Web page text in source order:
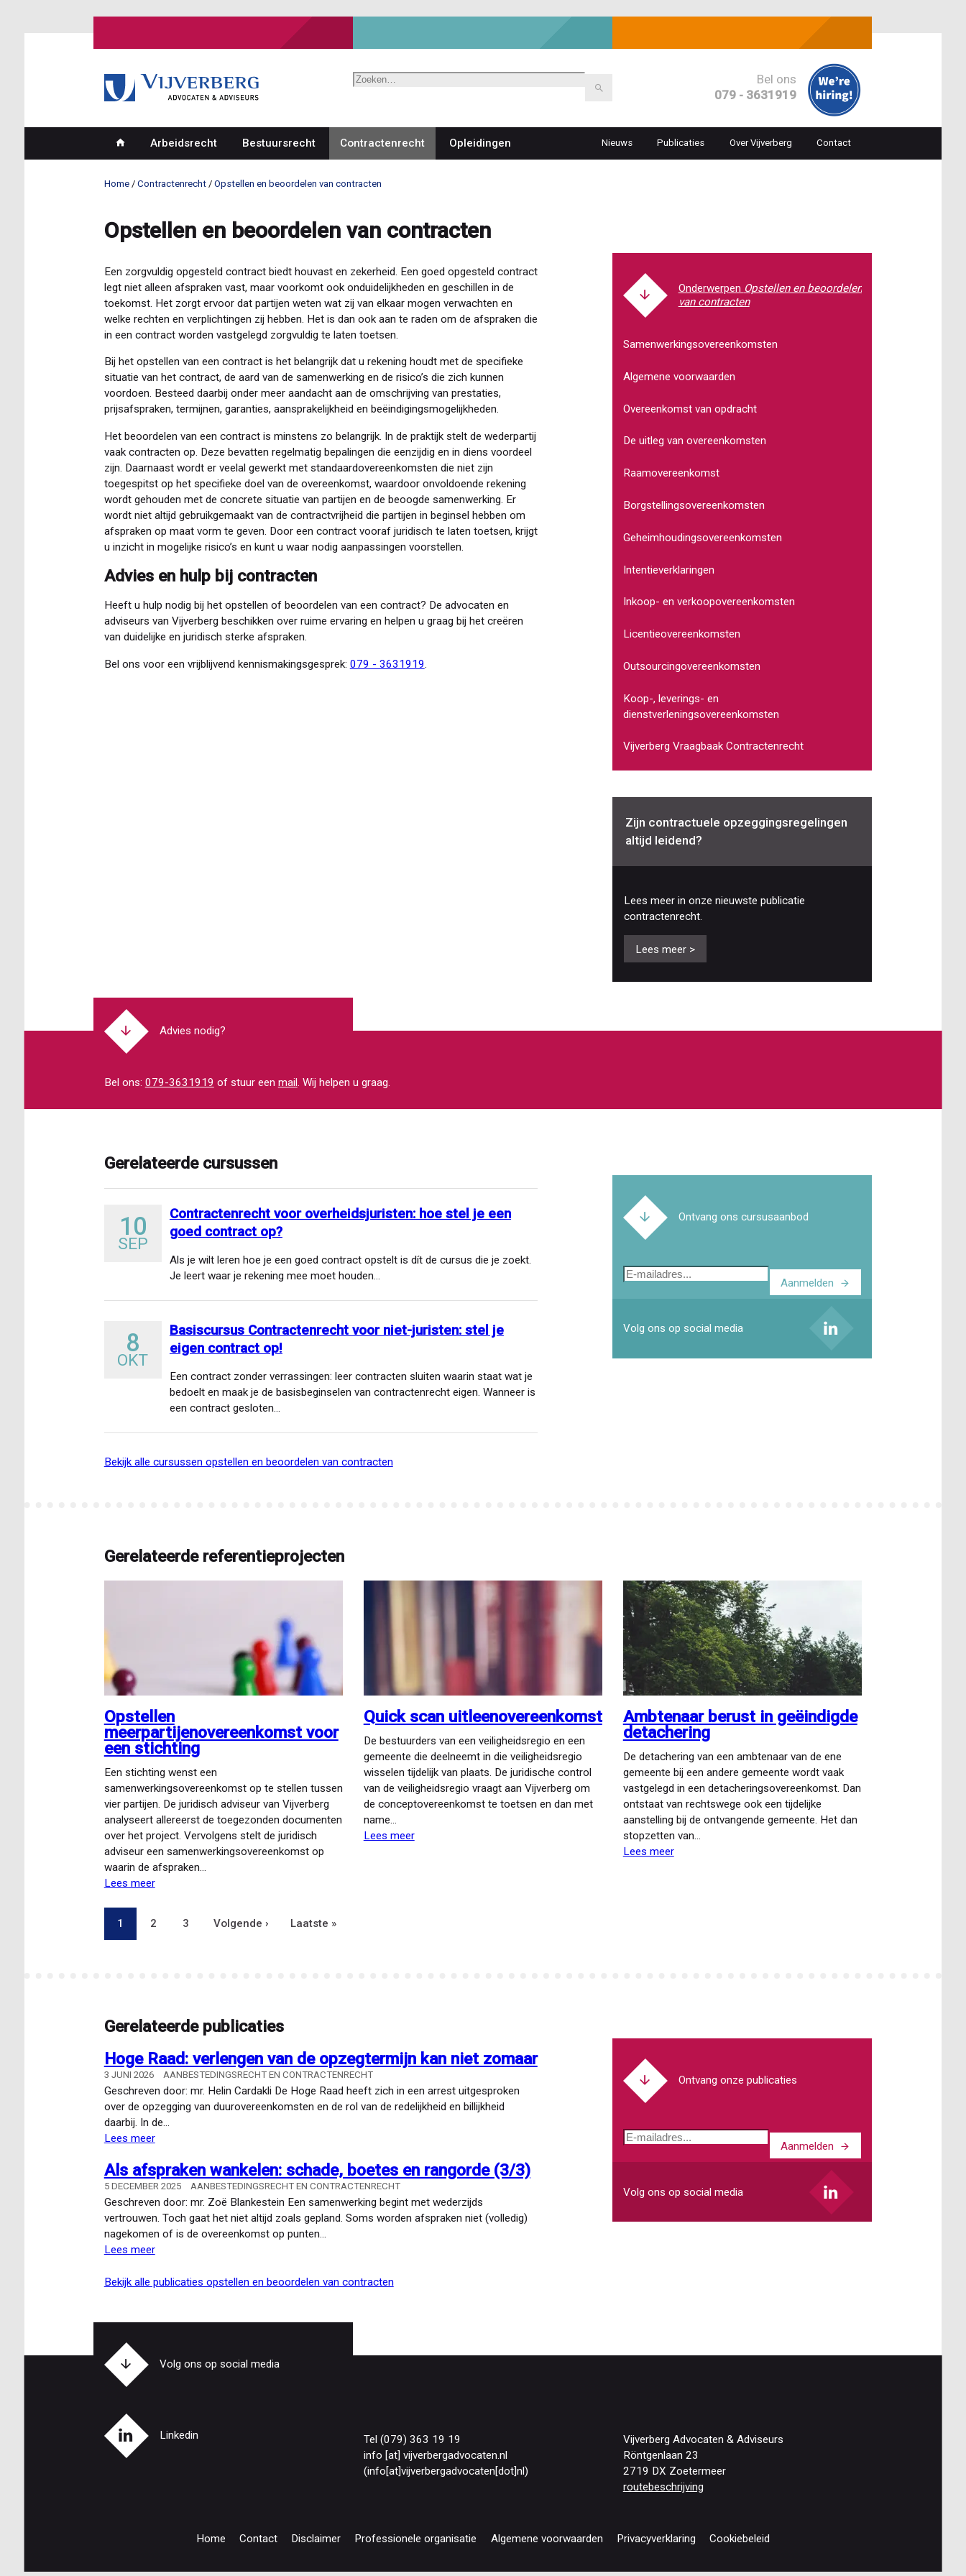
Zoeken
Bel ons
079 - 3631919
Hoofdnavigatie
Arbeidsrecht Bestuursrecht Contractenrecht Opleidingen
Top
navigation
Nieuws Publicaties Over Vijverberg Contact
Home Contractenrecht Opstellen en beoordelen van contracten
Opstellen en beoordelen van contracten
Een zorgvuldig opgesteld contract biedt houvast en zekerheid. Een goed opgesteld contract
legt niet alleen afspraken vast, maar voorkomt ook onduidelijkheden en geschillen in de
toekomst. Het zorgt ervoor dat partijen weten wat zij van elkaar mogen verwachten en
welke rechten en verplichtingen zij hebben. Het is dan ook aan te raden om de afspraken die
in een contract worden vastgelegd zorgvuldig te laten toetsen.
Bij het opstellen van een contract is het belangrijk dat u rekening houdt met de specifieke
situatie van het contract, de aard van de samenwerking en de risico’s die zich kunnen
voordoen. Besteed daarbij onder meer aandacht aan de omschrijving van prestaties,
prijsafspraken, termijnen, garanties, aansprakelijkheid en beëindigingsmogelijkheden.
Het beoordelen van een contract is minstens zo belangrijk. In de praktijk stelt de wederpartij
vaak contracten op. Deze bevatten regelmatig bepalingen die eenzijdig en in diens voordeel
zijn. Daarnaast wordt er veelal gewerkt met standaardovereenkomsten die niet zijn
toegespitst op het specifieke doel van de overeenkomst, waardoor onvoldoende rekening
wordt gehouden met de concrete situatie van partijen en de beoogde samenwerking. Er
wordt niet altijd gebruikgemaakt van de contractvrijheid die partijen in beginsel hebben om
afspraken op maat vorm te geven. Door een contract vooraf juridisch te laten toetsen, krijgt
u inzicht in mogelijke risico’s en kunt u waar nodig aanpassingen voorstellen.
Advies en hulp bij contracten
Heeft u hulp nodig bij het opstellen of beoordelen van een contract? De advocaten en
adviseurs van Vijverberg beschikken over ruime ervaring en helpen u graag bij het creëren
van duidelijke en juridisch sterke afspraken.
Bel ons voor een vrijblijvend kennismakingsgesprek: 079 - 3631919.
Opstellen en beoordelen
van contracten
Samenwerkingsovereenkomsten
Algemene voorwaarden
Overeenkomst van opdracht
De uitleg van overeenkomsten
Raamovereenkomst
Borgstellingsovereenkomsten
Geheimhoudingsovereenkomsten
Intentieverklaringen
Inkoop- en verkoopovereenkomsten
Licentieovereenkomsten
Outsourcingovereenkomsten
Koop-, leverings- en
dienstverleningsovereenkomsten
Vijverberg Vraagbaak Contractenrecht
Zijn contractuele opzeggingsregelingen
altijd leidend?
Lees meer in onze nieuwste publicatie
contractenrecht.
Lees meer >
Advies nodig?
Bel ons: 079-3631919 of stuur een mail. Wij helpen u graag.
Gerelateerde cursussen
10
SEP
Contractenrecht voor overheidsjuristen: hoe stel je een
goed contract op?
Als je wilt leren hoe je een goed contract opstelt is dít de cursus die je zoekt.
Je leert waar je rekening mee moet houden…
8
OKT
Basiscursus Contractenrecht voor niet-juristen: stel je
eigen contract op!
Een contract zonder verrassingen: leer contracten sluiten waarin staat wat je
bedoelt en maak je de basisbeginselen van contractenrecht eigen. Wanneer is
een contract gesloten…
bekijk alle cursussen opstellen en beoordelen van contracten
Ontvang ons cursusaanbod
E-
Aanmelden
Volg ons op social media
Gerelateerde referentieprojecten
Opstellen
meerpartijenovereenkomst voor
een stichting
Een stichting wenst een
samenwerkingsovereenkomst op te stellen tussen
vier partijen. De juridisch adviseur van Vijverberg
analyseert allereerst de toegezonden documenten
over het project. Vervolgens stelt de juridisch
adviseur een samenwerkingsovereenkomst op
waarin de afspraken…
Lees meerover
voor
Quick scan uitleenovereenkomst
De bestuurders van een veiligheidsregio en een
gemeente die deelneemt in die veiligheidsregio
wisselen tijdelijk van plaats. De juridische control
van de veiligheidsregio vraagt aan Vijverberg om
de conceptovereenkomst te toetsen en dan met
name…
Lees meerover
Ambtenaar berust in geëindigde
detachering
De detachering van een ambtenaar van de ene
gemeente bij een andere gemeente wordt vaak
vastgelegd in een detacheringsovereenkomst. Dan
ontstaat van rechtswege ook een tijdelijke
aanstelling bij de ontvangende gemeente. Het dan
stopzetten van…
Lees meerover
Paginering
Pagina
1 Pagina
2 Pagina
3 Volgende
Volgende › Laatste
Laatste »
Gerelateerde publicaties
Hoge Raad: verlengen van de opzegtermijn kan niet zomaar
3 JUNI 2026 AANBESTEDINGSRECHT EN CONTRACTENRECHT
Geschreven door: mr. Helin Cardakli De Hoge Raad heeft zich in een arrest uitgesproken
over de opzegging van duurovereenkomsten en de rol van de redelijkheid en billijkheid
daarbij. In de…
Lees meerover
Raad:
verlengen
van
de
opzegtermijn
kan
zomaar
Als afspraken wankelen: schade, boetes en rangorde (3/3)
5 DECEMBER 2025 AANBESTEDINGSRECHT EN CONTRACTENRECHT
Geschreven door: mr. Zoë Blankestein Een samenwerking begint met wederzijds
vertrouwen. Toch gaat het niet altijd zoals gepland. Soms worden afspraken niet (volledig)
nagekomen of is de overeenkomst op punten…
Lees meerover
afspraken
rangorde
bekijk alle publicaties opstellen en beoordelen van contracten
Ontvang onze publicaties
E-
Aanmelden
Volg ons op social media
Volg ons op social media
Linkedin
Tel (079) 363 19 19
info [at] vijverbergadvocaten.nl
(info[at]vijverbergadvocaten[dot]nl)
Vijverberg Advocaten & Adviseurs
Röntgenlaan 23
2719 DX Zoetermeer
routebeschrijving
Home Contact Disclaimer Professionele organisatie Algemene voorwaarden Privacyverklaring Cookiebeleid